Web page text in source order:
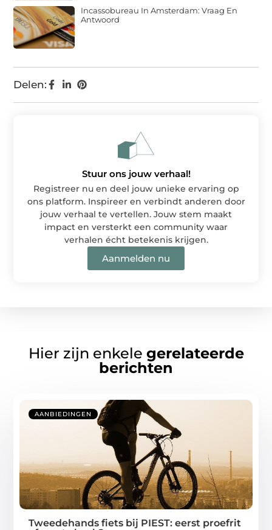
Delen:
Incassobureau In Amsterdam: Vraag En
Antwoord
Stuur ons jouw verhaal!
Registreer nu en deel jouw unieke ervaring op
ons platform. Inspireer en verbindt anderen door
jouw verhaal te vertellen. Jouw stem maakt
impact en versterkt een community waar
verhalen écht betekenis krijgen.
Aanmelden nu
Hier zijn enkele gerelateerde
berichten
AANBIEDINGEN
Tweedehands fiets bij PIEST: eerst proefrit